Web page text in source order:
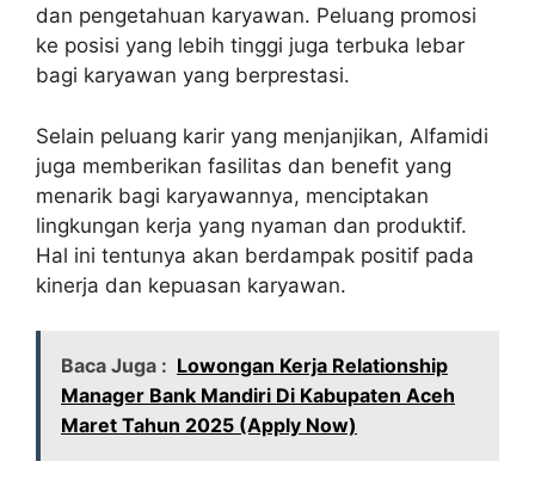
dan pengetahuan karyawan. Peluang promosi
ke posisi yang lebih tinggi juga terbuka lebar
bagi karyawan yang berprestasi.
Selain peluang karir yang menjanjikan, Alfamidi
juga memberikan fasilitas dan benefit yang
menarik bagi karyawannya, menciptakan
lingkungan kerja yang nyaman dan produktif.
Hal ini tentunya akan berdampak positif pada
kinerja dan kepuasan karyawan.
Baca Juga : Lowongan Kerja Relationship
Manager Bank Mandiri Di Kabupaten Aceh
Maret Tahun 2025 (Apply Now)